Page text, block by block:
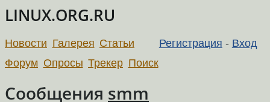
LINUX.ORG.RU
Регистрация - Вход
Новости Галерея Статьи
Форум Опросы Трекер Поиск
Сообщения smm